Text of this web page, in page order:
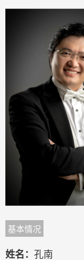
基本情况
姓名： 孔南